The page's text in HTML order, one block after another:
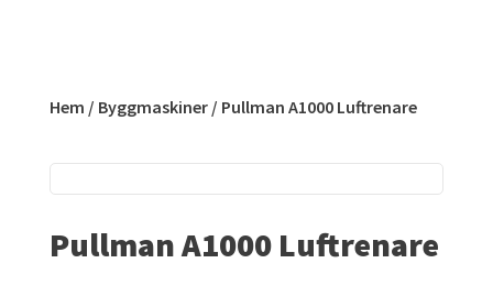
Hem / Byggmaskiner/ Pullman A1000 Luftrenare
Pullman A1000 Luftrenare